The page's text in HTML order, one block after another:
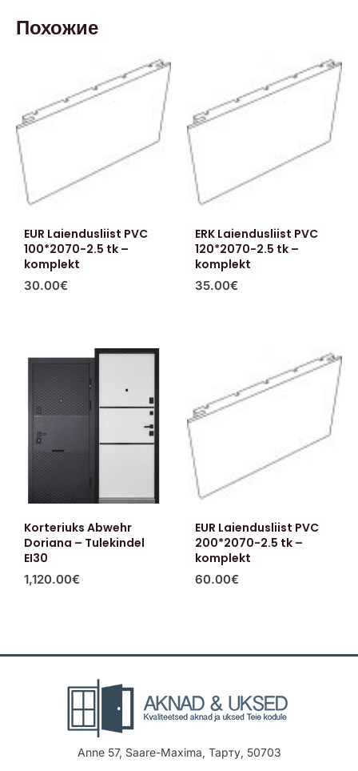
Похожие
EUR Laiendusliist PVC
100*2070-2.5 tk –
komplekt
30.00€
ERK Laiendusliist PVC
120*2070-2.5 tk –
komplekt
35.00€
Korteriuks Abwehr
Doriana – Tulekindel
EI30
1,120.00€
EUR Laiendusliist PVC
200*2070-2.5 tk –
komplekt
60.00€
Anne 57, Saare-Maxima, Тарту, 50703